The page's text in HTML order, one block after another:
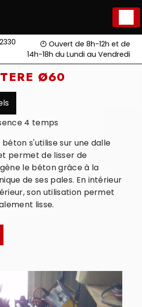
Ouvert de 8h-12h et de
14h-18h du Lundi au Vendredi
Ø60
4 temps
s'utilise sur une dalle
permet de lisser de
le béton grâce à la
de ses pales. En intérieur
son utilisation permet
lisse.
cookies